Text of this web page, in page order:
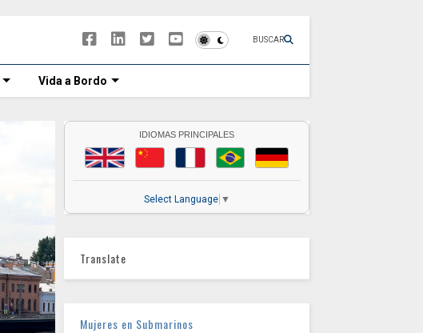
BUSCAR
Vida a Bordo
IDIOMAS PRINCIPALES
Select Language ▼
Translate
Mujeres en Submarinos